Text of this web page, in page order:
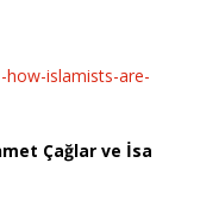
islamists-are-
Çağlar ve İsa